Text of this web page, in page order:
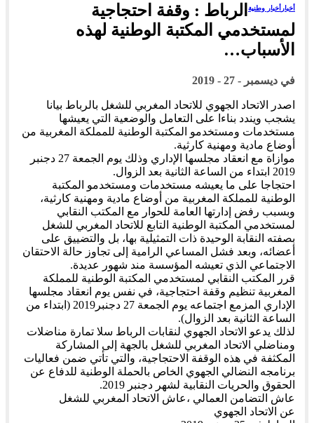
أخبار أخبار وطنية
الرباط : وقفة احتجاجية
لمستخدمي المكتبة الوطنية لهذه
الأسباب…
في ديسمبر - 27 - 2019
اصدر الاتحاد الجهوي للاتحاد المغربي للشغل بالرباط بيانا
يشجب ويندد بناءا على التعامل والوضعية التي يعيشها
مستخدمات ومستخدمو المكتبة الوطنية للمملكة المغربية من
أوضاع مادية ومهنية كارثية.
موازاة مع انعقاد مجلسها الإداري وذلك يوم الجمعة 27 دجنبر
2019 ابتداء من الساعة الثانية بعد الزوال.
احتجاجا على ما يعيشه مستخدمات ومستخدمو المكتبة
الوطنية للمملكة المغربية من أوضاع مادية ومهنية كارثية،
وبسبب رفض إدارتها العامة للحوار مع المكتب النقابي
لمستخدمي المكتبة الوطنية التابع للاتحاد المغربي للشغل
بصفته النقابة الوحيدة ذات التمثيلية بها، بل والتضييق على
أعضائه، وبعد فشل المساعي الرامية إلى تجاوز حالة الاحتقان
الاجتماعي الذي تعيشه المؤسسة مند شهور عديدة.
قرر المكتب النقابي لمستخدمي المكتبة الوطنية للمملكة
المغربية تنظيم وقفة احتجاجية، في نفس يوم انعقاد مجلسها
الإداري المزمع اجتماعه يوم الجمعة 27 دجنبر2019 (ابتداء من
الساعة الثانية بعد الزوال).
لذلك يدعو الاتحاد الجهوي لنقابات الرباط سلا تمارة مناضلات
ومناضلي الاتحاد المغربي للشغل بالجهة إلى المشاركة
المكثفة في هذه الوقفة الاحتجاجية، والتي تأتي ضمن فعاليات
برنامجه النضالي الجهوي الخاص بالحملة الوطنية للدفاع عن
الحقوق والحريات النقابية لشهر دجنبر 2019.
عاش التضامن العمالي ،عاش الاتحاد المغربي للشغل
عن الاتحاد الجهوي